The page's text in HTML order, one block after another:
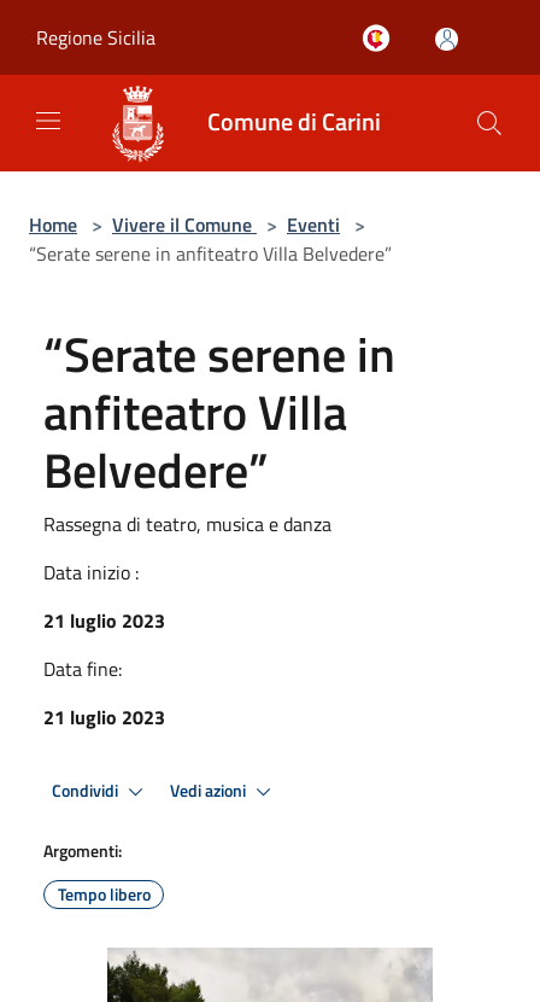
Regione Sicilia
Comune di Carini
Home > Vivere il Comune > Eventi >
“Serate serene in anfiteatro Villa Belvedere”
“Serate serene in
anfiteatro Villa
Belvedere”
Rassegna di teatro, musica e danza
Data inizio :
21 luglio 2023
Data fine:
21 luglio 2023
Condividi Vedi azioni
Argomenti:
Tempo libero